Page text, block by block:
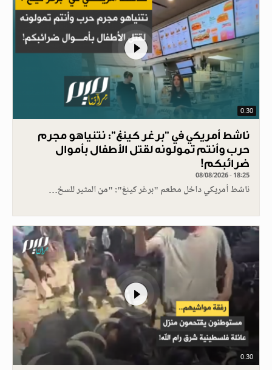
0.30
ناشط أمريكي في "برغر كينغ": نتنياهو مجرم
حرب وأنتم تمولونه لقتل الأطفال بأموال
ضرائبكم!
08/08/2026 - 18:25
ناشط أمريكي داخل مطعم "برغر كينغ": "من المثير للسخ…
0.30